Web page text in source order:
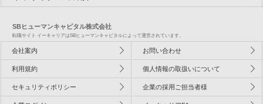
SBヒューマンキャピタル株式会社
転職サイト イーキャリアはSBヒューマンキャピタルによって運営されています。
会社案内 お問い合わせ
利用規約 個人情報の取扱いについて
セキュリティポリシー 企業の採用ご担当者様